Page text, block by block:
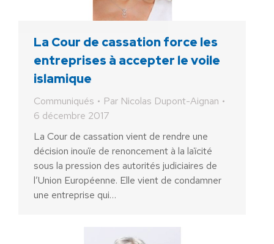
La Cour de cassation force les
entreprises à accepter le voile
islamique
Communiqués Par Nicolas Dupont-Aignan
6 décembre 2017
La Cour de cassation vient de rendre une
décision inouïe de renoncement à la laïcité
sous la pression des autorités judiciaires de
l’Union Européenne. Elle vient de condamner
une entreprise qui…